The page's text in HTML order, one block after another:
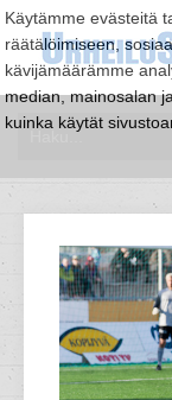
Käytämme evästeitä
räätälöimiseen,
kävijämäärämme
median, mainosalan
kuinka käytät